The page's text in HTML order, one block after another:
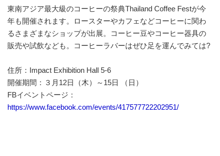
東南アジア最大級のコーヒーの祭典Thailand Coffee Festが今
年も開催されます。ロースターやカフェなどコーヒーに関わ
るさまざまなショップが出展。コーヒー豆やコーヒー器具の
販売や試飲なども。コーヒーラバーはぜひ足を運んでみては?
住所：Impact Exhibition Hall 5-6
開催期間：３月12日（木）～15日 （日）
FBイベントページ：
https://www.facebook.com/events/417577722202951/